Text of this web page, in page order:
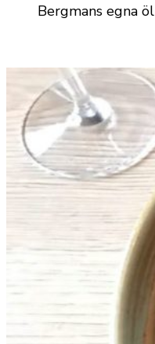
Bergmans egna öl